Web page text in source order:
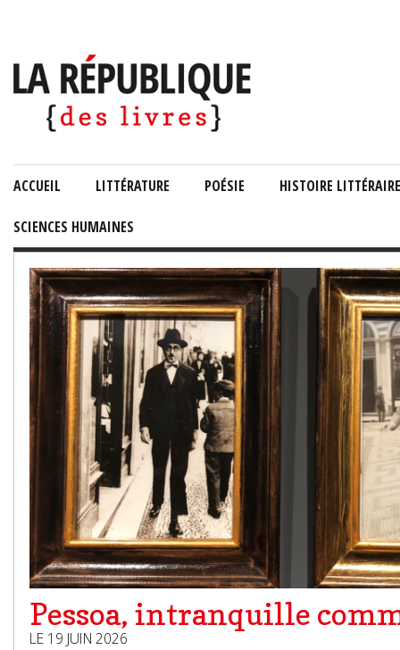
ACCUEIL LITTÉRATURE POÉSIE HISTOIRE LITTÉRAIRE
SCIENCES HUMAINES
Pessoa, intranquille
LE 19 JUIN 2026